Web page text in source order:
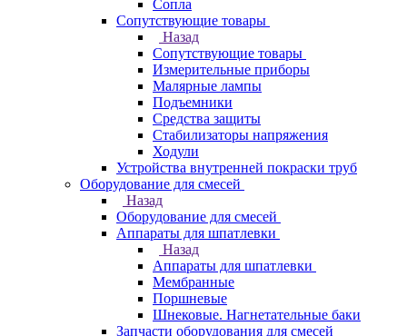
Сопла
Сопутствующие товары
Назад
Сопутствующие товары
Измерительные приборы
Малярные лампы
Подъемники
Средства защиты
Стабилизаторы напряжения
Ходули
Устройства внутренней покраски труб
Оборудование для смесей
Назад
Оборудование для смесей
Аппараты для шпатлевки
Назад
Аппараты для шпатлевки
Мембранные
Поршневые
Шнековые. Нагнетательные баки
Запчасти оборудования для смесей